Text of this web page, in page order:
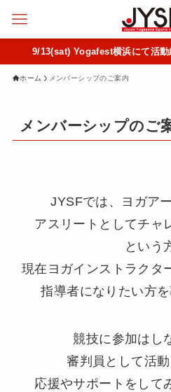
9/13(sat) Yogafest横浜にて活
ホーム メンバーシップのご案内
メンバーシップのご
JYSFでは、ヨガア
アスリートとしてチャ
という
現在ヨガインストラクタ
指導者になりたい方を
競技に参加はし
審判員として活動
応援やサポートをして